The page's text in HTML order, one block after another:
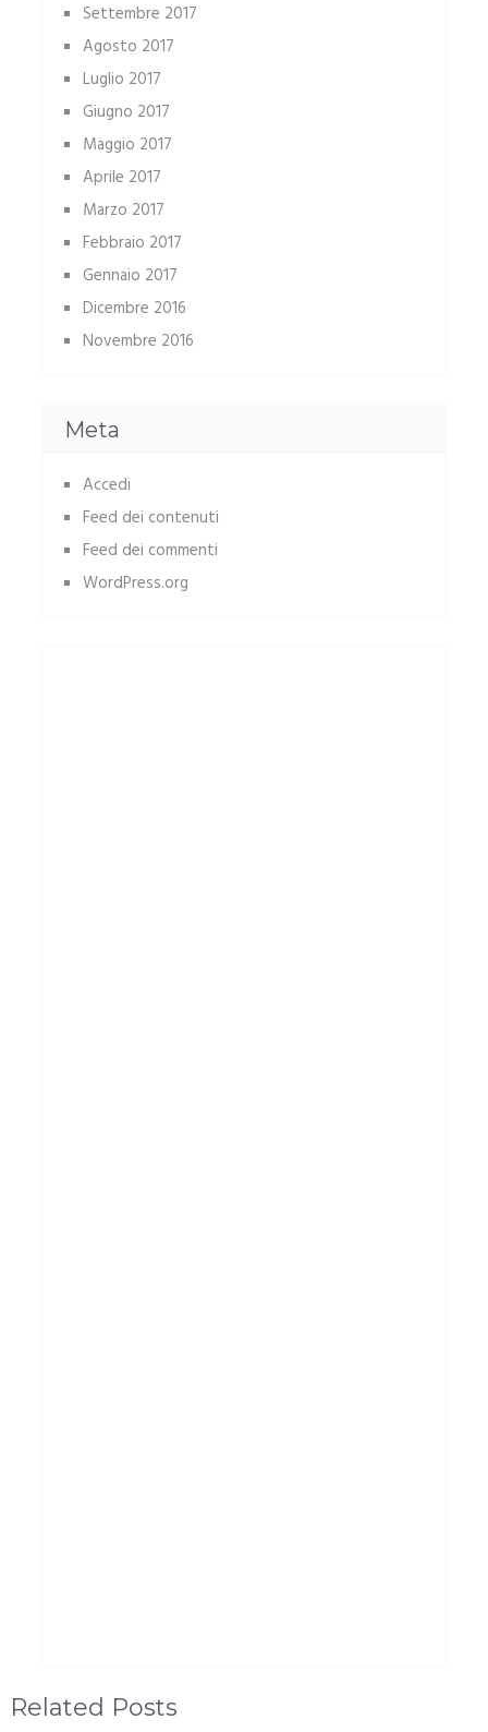
Settembre 2017
Agosto 2017
Luglio 2017
Giugno 2017
Maggio 2017
Aprile 2017
Marzo 2017
Febbraio 2017
Gennaio 2017
Dicembre 2016
Novembre 2016
Meta
Accedi
Feed dei contenuti
Feed dei commenti
WordPress.org
Related Posts